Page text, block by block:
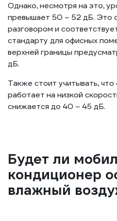
Однако, несмотря на это,
превышает 50 – 52 дБ. Это
разговором и
стандарту для офисных
верхней границы
дБ.
Также стоит учитывать, что
работает на низкой
снижается до 40 – 45 дБ.
Будет ли
кондиционер
влажный